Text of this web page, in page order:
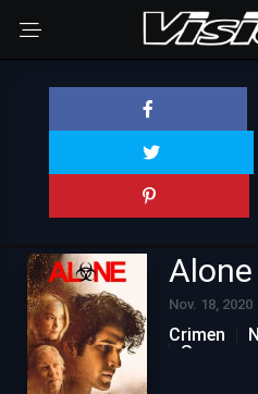
Nov. 18, 2020
Crimen
Suspenso